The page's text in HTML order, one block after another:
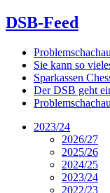
DSB-Feed
Sie kann so
Sparkassen
Der DSB geht
2023/24
2026/27
2025/26
2024/25
2023/24
2022/23